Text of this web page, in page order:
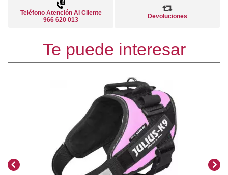
Teléfono Atención Al Cliente
966 620 013
Devoluciones
Te puede interesar